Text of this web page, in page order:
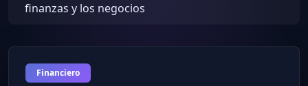
finanzas y los negocios
Financiero